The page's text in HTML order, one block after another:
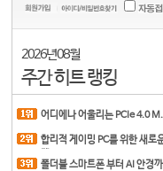
2026년 08월
주간 히트 랭킹
어디에나 어울리는 PCIe 4.0
합리적 게이밍 PC를 위한 새로
폴더블 스마트폰 부터 AI 안경